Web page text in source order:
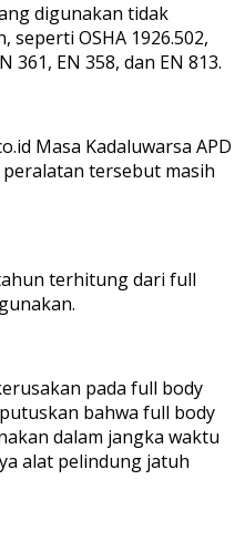
digunakan tidak
seperti OSHA 1926.502,
361, EN 358, dan EN 813.
Masa Kadaluwarsa APD
tersebut masih
terhitung dari full
pada full body
bahwa full body
dalam jangka waktu
alat pelindung jatuh